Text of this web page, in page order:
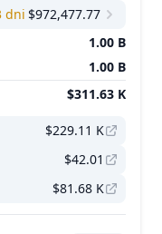
dni $972,477.77
1.00 B
1.00 B
$311.63 K
$229.11 K
$42.01
$81.68 K